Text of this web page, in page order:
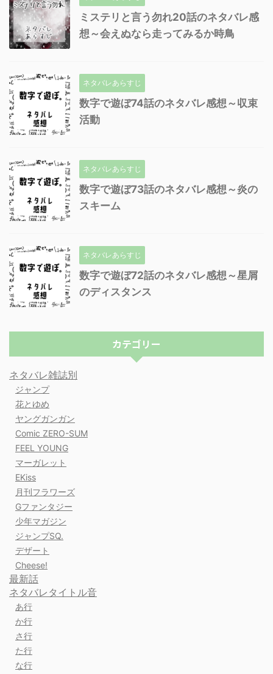
ミステリと言う勿れ20話のネタバレ感
想～会えぬなら走ってみるか時鳥
ネタバレあらすじ
数字で遊ぼ74話のネタバレ感想～収束
活動
ネタバレあらすじ
数字で遊ぼ73話のネタバレ感想～炎の
スキーム
ネタバレあらすじ
数字で遊ぼ72話のネタバレ感想～星屑
のディスタンス
カテゴリー
ネタバレ雑誌別
ジャンプ
花とゆめ
ヤングガンガン
Comic ZERO-SUM
FEEL YOUNG
マーガレット
EKiss
月刊フラワーズ
Gファンタジー
少年マガジン
ジャンプSQ.
デザート
Cheese!
最新話
ネタバレタイトル音
あ行
か行
さ行
た行
な行